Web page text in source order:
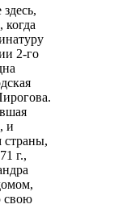
когда
2-го
и
страны,
г.,
свою